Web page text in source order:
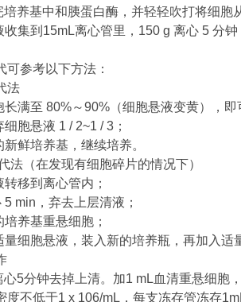
养基中和胰蛋白酶，并轻轻吹打将细胞
收集到15mL离心管里，150 g 离心 5 分
可参考以下方法：
法
长满至 80%～90%（细胞悬液变黄），即
胞悬液 1 / 2~1 / 3；
鲜培养基，继续培养。
法（在发现有细胞碎片的情况下）
移到离心管内；
5 min，弃去上层清液；
养基重悬细胞；
量细胞悬液，装入新的培养瓶，再加入适
心5分钟去掉上清。加1 mL血清重悬细胞
度不低于1 x 106/mL，每支冻存管冻存